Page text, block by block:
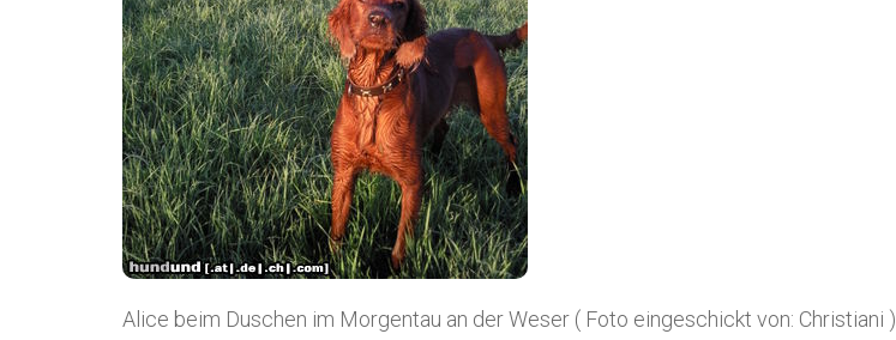
Alice beim Duschen im Morgentau an der Weser ( Foto eingeschickt von: Christiani )